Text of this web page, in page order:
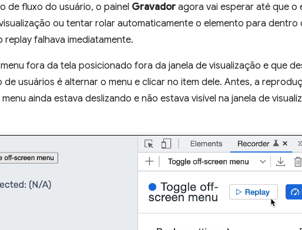
de fluxo do usuário, o painel Gravador agora vai esperar até que o
ou tentar rolar automaticamente o elemento para dentro
falhava imediatamente.
fora da tela posicionado fora da janela de visualização e que
usuários é alternar o menu e clicar no item dele. Antes, a
ainda estava deslizando e não estava visível na janela de